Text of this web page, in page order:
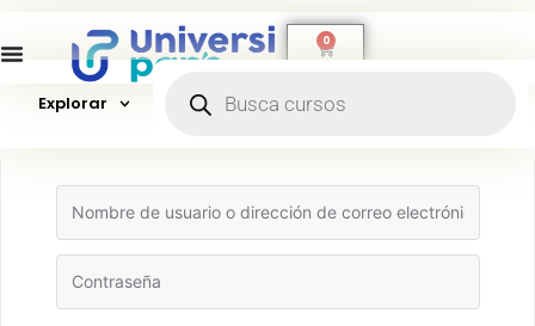
0
Explorar
Hola, ¡bienvenido de nuevo!